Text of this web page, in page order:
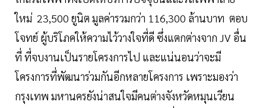
ใหม่ 23,500 ยูนิต มูลค่ารวมกว่า 116,300 ล้านบาท ตอบ
โจทย์ ผู้บริโภคให้ความไว้วางใจที่ดี ซึ่งแตกต่างจาก JV อื่น
ที่ ที่จบงานเป็นรายโครงการไป และแน่นอนว่าจะมี
โครงการที่พัฒนาร่วมกันอีกหลายโครงการ เพราะมองว่า
กรุงเทพ มหานครยังน่าสนใจมีคนต่างจังหวัดหมุนเวียน